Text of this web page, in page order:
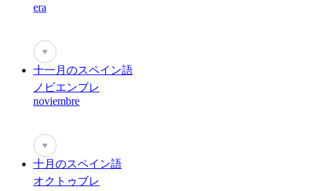
era
♥
十一月のスペイン語
ノビエンブレ
noviembre
♥
十月のスペイン語
オクトゥブレ